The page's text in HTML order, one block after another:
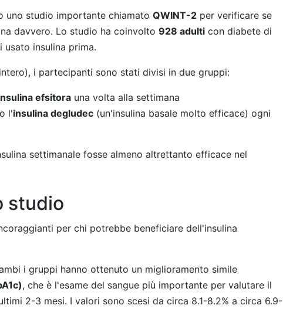
uno studio importante chiamato QWINT-2 per verificare se
davvero. Lo studio ha coinvolto 928 adulti con diabete di
insulina prima.
i partecipanti sono stati divisi in due gruppi:
efsitora una volta alla settimana
l'insulina degludec (un'insulina basale molto efficace) ogni
settimanale fosse almeno altrettanto efficace nel
studio
per chi potrebbe beneficiare dell'insulina
i gruppi hanno ottenuto un miglioramento simile
, che è l'esame del sangue più importante per valutare il
2-3 mesi. I valori sono scesi da circa 8.1-8.2% a circa 6.9-